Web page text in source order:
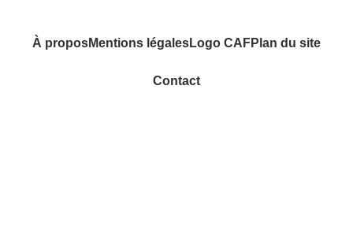
À proposMentions légalesLogo CAFPlan du site
Contact